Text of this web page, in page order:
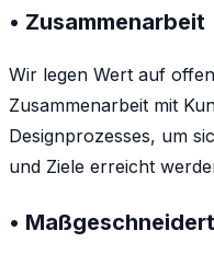
• Zusammenarbeit
Wir legen Wert auf
Zusammenarbeit mit
Designprozesses, um
und Ziele erreicht
•